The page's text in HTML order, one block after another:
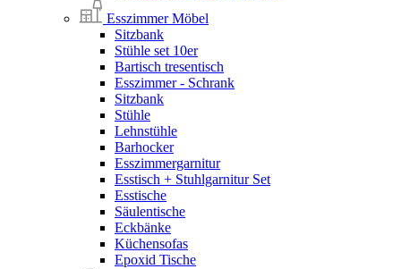
Esszimmer Möbel
Sitzbank
Stühle set 10er
Bartisch tresentisch
Esszimmer - Schrank
Sitzbank
Stühle
Lehnstühle
Barhocker
Esszimmergarnitur
Esstisch + Stuhlgarnitur Set
Esstische
Säulentische
Eckbänke
Küchensofas
Epoxid Tische